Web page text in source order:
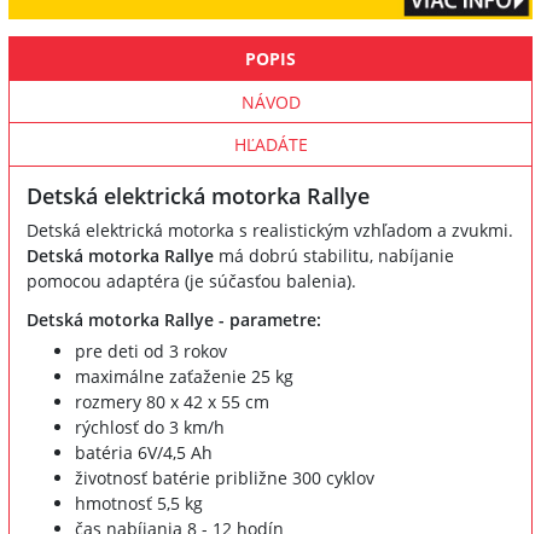
POPIS
NÁVOD
HĽADÁTE
Detská elektrická motorka Rallye
Detská elektrická motorka s realistickým vzhľadom a zvukmi.
Detská motorka Rallye má dobrú stabilitu, nabíjanie
pomocou adaptéra (je súčasťou balenia).
Detská motorka Rallye - parametre:
pre deti od 3 rokov
maximálne zaťaženie 25 kg
rozmery 80 x 42 x 55 cm
rýchlosť do 3 km/h
batéria 6V/4,5 Ah
životnosť batérie približne 300 cyklov
hmotnosť 5,5 kg
čas nabíjania 8 - 12 hodín